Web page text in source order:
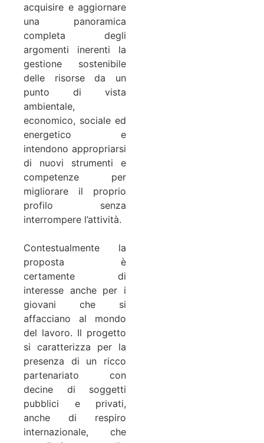
acquisire e aggiornare
una panoramica
completa degli
argomenti inerenti la
gestione sostenibile
delle risorse da un
punto di vista
ambientale,
economico, sociale ed
energetico e
intendono appropriarsi
di nuovi strumenti e
competenze per
migliorare il proprio
profilo senza
interrompere l’attività.
Contestualmente la
proposta è
certamente di
interesse anche per i
giovani che si
affacciano al mondo
del lavoro. Il progetto
si caratterizza per la
presenza di un ricco
partenariato con
decine di soggetti
pubblici e privati,
anche di respiro
internazionale, che